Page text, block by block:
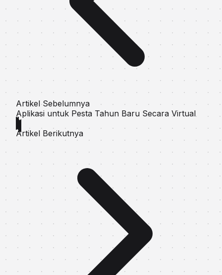
Artikel Sebelumnya
Aplikasi untuk Pesta Tahun Baru Secara Virtual
Artikel Berikutnya